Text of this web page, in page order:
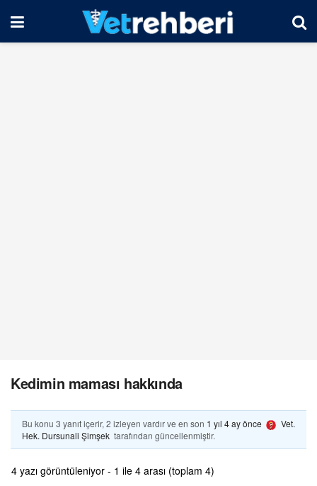
Kedimin maması hakkında
Bu konu 3 yanıt içerir, 2 izleyen vardır ve en son 1 yıl 4 ay önce
Vet.
Hek. Dursunali Şimşek tarafından güncellenmiştir.
4 yazı görüntüleniyor - 1 ile 4 arası (toplam 4)